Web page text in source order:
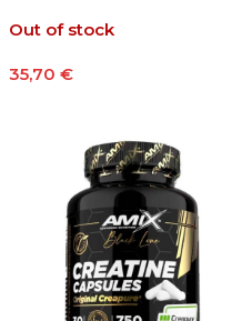
Out of stock
35,70 €